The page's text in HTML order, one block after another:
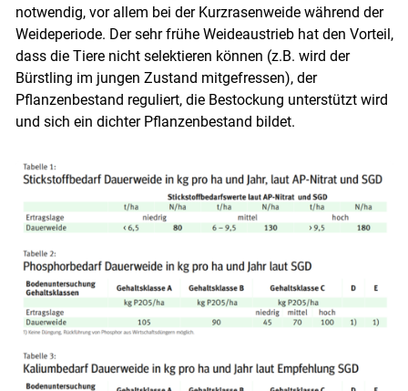
Skip to main content
notwendig, vor allem bei der Kurzrasenweide während der
Weideperiode. Der sehr frühe Weideaustrieb hat den Vorteil,
dass die Tiere nicht selektieren können (z.B. wird der
Bürstling im jungen Zustand mitgefressen), der
Pflanzenbestand reguliert, die Bestockung unterstützt wird
und sich ein dichter Pflanzenbestand bildet.